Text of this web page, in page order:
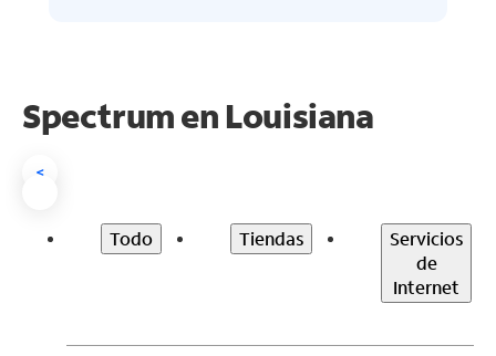
Spectrum en Louisiana
<
Todo Tiendas
Servicios
de
Internet